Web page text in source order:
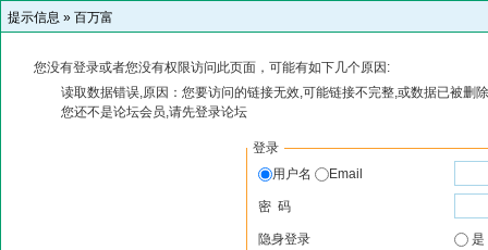
提示信息 » 百万富
您没有登录或者您没有权限访问此页面，可能有如下几个原因:
读取数据错误,原因：您要访问的链接无效,可能链接不完整,或数据已被删
您还不是论坛会员,请先登录论坛
登录
用户名
Email
密 码
隐身登录